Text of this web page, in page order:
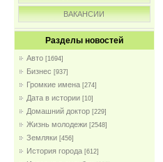
ВАКАНСИИ
Разделы новостей
Авто [1694]
Бизнес [937]
Громкие имена [274]
Дата в истории [10]
Домашний доктор [229]
Жизнь молодежи [2548]
Земляки [456]
История города [612]